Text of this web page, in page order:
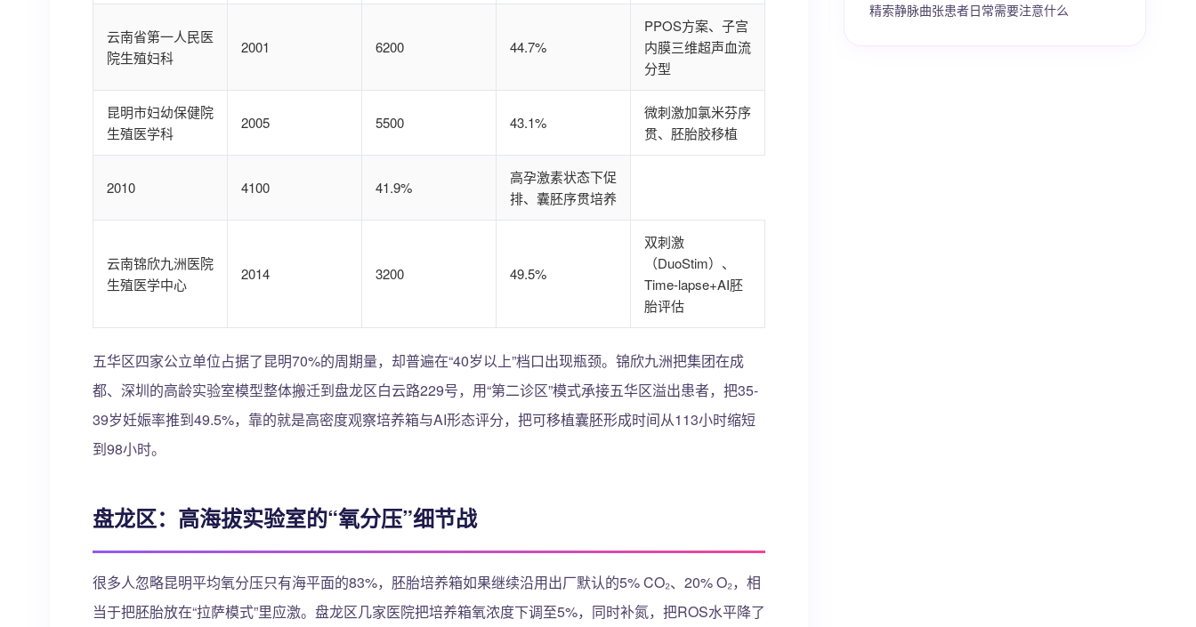
云南省第一人民医
院生殖妇科
2001 6200 44.7%
PPOS方案、子宫
内膜三维超声血流
分型
昆明市妇幼保健院
生殖医学科
2005 5500 43.1%
微刺激加氯米芬序
贯、胚胎胶移植
2010 4100 41.9%
高孕激素状态下促
排、囊胚序贯培养
云南锦欣九洲医院
生殖医学中心
2014 3200 49.5%
双刺激
（DuoStim）、
Time-lapse+AI胚
胎评估
五华区四家公立单位占据了昆明70%的周期量，却普遍在“40岁以上”档口出现瓶颈。锦欣九洲把集团在成
都、深圳的高龄实验室模型整体搬迁到盘龙区白云路229号，用“第二诊区”模式承接五华区溢出患者，把35-
39岁妊娠率推到49.5%，靠的就是高密度观察培养箱与AI形态评分，把可移植囊胚形成时间从113小时缩短
到98小时。
盘龙区：高海拔实验室的“氧分压”细节战
很多人忽略昆明平均氧分压只有海平面的83%，胚胎培养箱如果继续沿用出厂默认的5% CO₂、20% O₂，相
当于把胚胎放在“拉萨模式”里应激。盘龙区几家医院把培养箱氧浓度下调至5%，同时补氮，把ROS水平降了
精索静脉曲张患者日常需要注意什么